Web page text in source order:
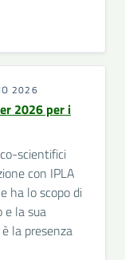
2026
2026 per i
scientifici
con IPLA
ha lo scopo di
e la sua
la presenza